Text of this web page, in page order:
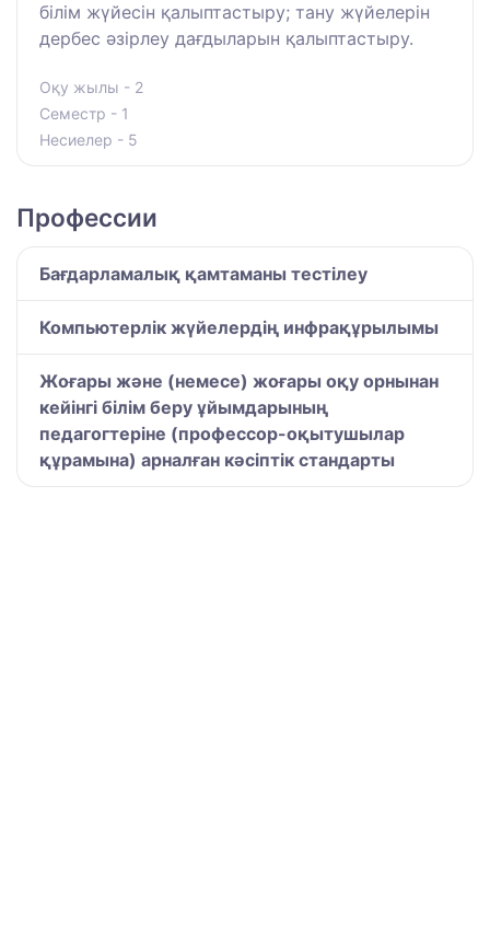
білім жүйесін қалыптастыру; тану жүйелерін
дербес әзірлеу дағдыларын қалыптастыру.
Оқу жылы - 2
Семестр - 1
Несиелер - 5
Профессии
Бағдарламалық қамтаманы тестілеу
Компьютерлік жүйелердің инфрақұрылымы
Жоғары және (немесе) жоғары оқу орнынан
кейінгі білім беру ұйымдарының
педагогтеріне (профессор-оқытушылар
құрамына) арналған кәсіптік стандарты